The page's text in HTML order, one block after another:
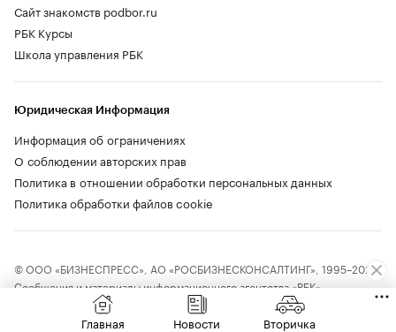
Сайт знакомств podbor.ru
РБК Курсы
Школа управления РБК
Юридическая Информация
Информация об ограничениях
О соблюдении авторских прав
Политика в отношении обработки персональных данных
Политика обработки файлов cookie
© ООО «БИЗНЕСПРЕСС», АО «РОСБИЗНЕСКОНСАЛТИНГ», 1995–2026.
Сообщения и материалы информационного агентства «РБК»
(свидетельство о регистрации средства массовой информации выдано
Федеральной службой по надзору в сфере связи, информационных
Главная Новости Вторичка